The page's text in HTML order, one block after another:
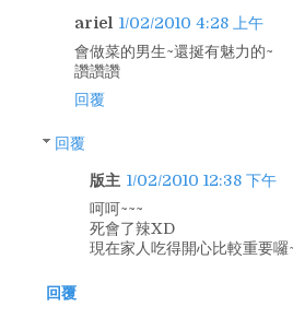
ariel 1/02/2010 4:28 上午
會做菜的男生~還挻有魅力的~
讚讚讚
回覆
回覆
版主 1/02/2010 12:38 下午
呵呵~~~
死會了辣XD
現在家人吃得開心比較重要囉
回覆